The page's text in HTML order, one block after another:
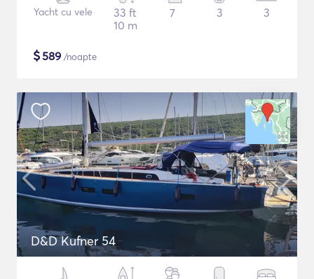
Yacht cu vele
33 ft
10 m
7 3 3
$589 /noapte
D&D Kufner 54